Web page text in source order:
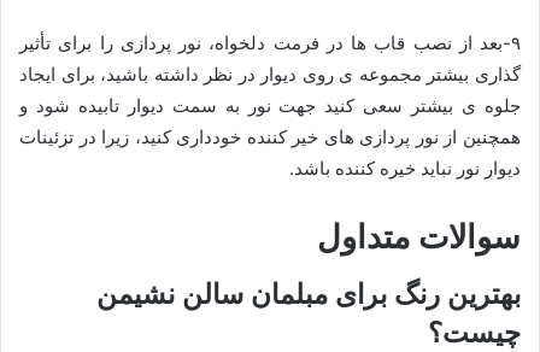
۹-بعد از نصب قاب ها در فرمت دلخواه، نور پردازی را برای تأثیر
گذاری بیشتر مجموعه ی روی دیوار در نظر داشته باشید، برای ایجاد
جلوه ی بیشتر سعی کنید جهت نور به سمت دیوار تابیده شود و
همچنین از نور پردازی های خیر کننده خودداری کنید، زیرا در تزئینات
دیوار نور نباید خیره کننده باشد.
سوالات متداول
بهترین رنگ برای مبلمان سالن نشیمن
چیست؟